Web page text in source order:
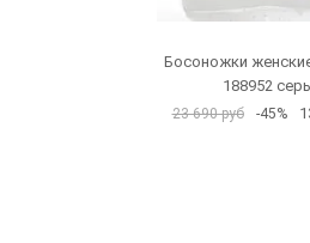
Босоножки
188952
23 690 руб -45%